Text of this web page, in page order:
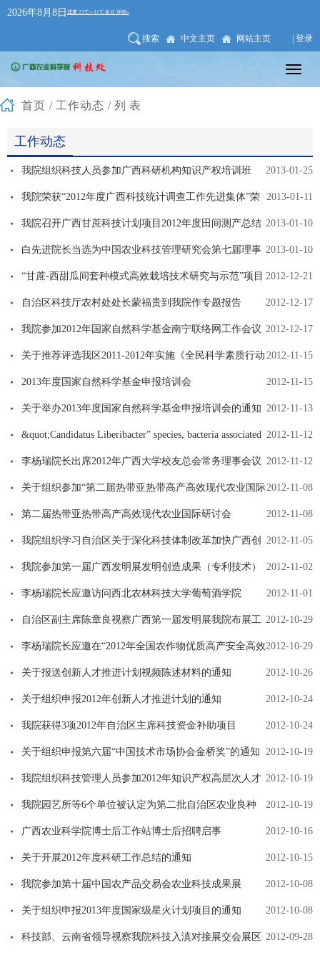
2026年8月8日
搜索 中文主页 网站主页 | 登录
首页 / 工作动态 /列表
工作动态
2013-01-25
我院组织科技人员参加广西科研机构知识产权培训班
2013-01-11
我院荣获“2012年度广西科技统计调查工作先进集体”荣
誉称号 2013-01-10
我院召开广西甘蔗科技计划项目2012年度田间测产总结
会 2013-01-10
白先进院长当选为中国农业科技管理研究会第七届理事
会常务理事 2012-12-21
“甘蔗-西甜瓜间套种模式高效栽培技术研究与示范”项目
通过测产验收 2012-12-17
自治区科技厅农村处处长蒙福贵到我院作专题报告
2012-12-17
我院参加2012年国家自然科学基金南宁联络网工作会议
2012-11-15
关于推荐评选我区2011-2012年实施《全民科学素质行动
计划纲要》先进单位和先进个人的通知 2012-11-15
2013年度国家自然科学基金申报培训会
2012-11-13
关于举办2013年度国家自然科学基金申报培训会的通知
2012-11-12
&quot;Candidatus Liberibacter” species, bacteria associated
with crop diseases, including but not li 2012-11-12
李杨瑞院长出席2012年广西大学校友总会常务理事会议
2012-11-08
关于组织参加“第二届热带亚热带高产高效现代农业国际
研讨会”的通知 2012-11-08
第二届热带亚热带高产高效现代农业国际研讨会
2012-11-05
我院组织学习自治区关于深化科技体制改革加快广西创
新体系建设文件精神 2012-11-02
我院参加第一届广西发明展发明创造成果（专利技术）
推介和对接洽谈会 2012-11-01
李杨瑞院长应邀访问西北农林科技大学葡萄酒学院
2012-10-29
自治区副主席陈章良视察广西第一届发明展我院布展工
作 2012-10-29
李杨瑞院长应邀在“2012年全国农作物优质高产安全高效
生产研讨会”作大会报告 2012-10-26
关于报送创新人才推进计划视频陈述材料的通知
2012-10-24
关于组织申报2012年创新人才推进计划的通知
2012-10-24
我院获得3项2012年自治区主席科技资金补助项目
2012-10-19
关于组织申报第六届“中国技术市场协会金桥奖”的通知
2012-10-19
我院组织科技管理人员参加2012年知识产权高层次人才
培训班 2012-10-19
我院园艺所等6个单位被认定为第二批自治区农业良种
培育中心 2012-10-16
广西农业科学院博士后工作站博士后招聘启事
2012-10-15
关于开展2012年度科研工作总结的通知
2012-10-08
我院参加第十届中国农产品交易会农业科技成果展
2012-10-08
关于组织申报2013年度国家级星火计划项目的通知
2012-09-28
科技部、云南省领导视察我院科技入滇对接展交会展区